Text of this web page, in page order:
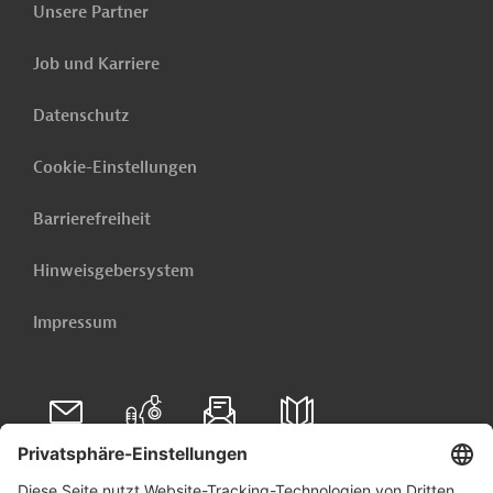
Unsere Partner
Job und Karriere
Datenschutz
Cookie-Einstellungen
Barrierefreiheit
Hinweisgebersystem
Impressum